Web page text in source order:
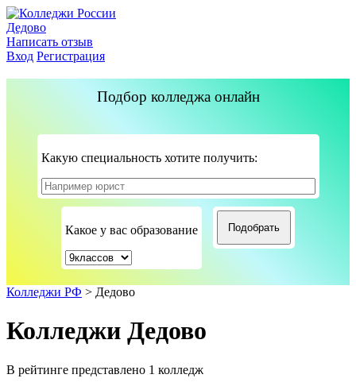
Дедово
Написать отзыв
Вход Регистрация
Подбор колледжа онлайн
Какую специальность хотите получить:
Какое у вас образование
Колледжи РФ > Дедово
Колледжи Дедово
В рейтинге представлено 1 колледж